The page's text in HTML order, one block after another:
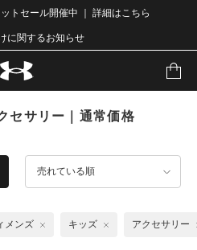
トセール開催中 ｜ 詳細はこちら
に関するお知らせ
セサリー｜通常価格
売れている順
メンズ キッズ アクセサリー